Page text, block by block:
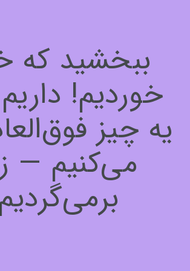
ببخشید که
خوردیم!
یه چیز
می‌کنیم —